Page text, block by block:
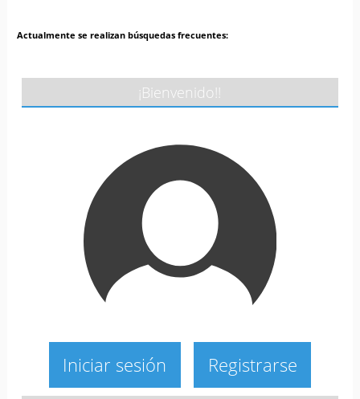
Actualmente se realizan búsquedas frecuentes:
¡Bienvenido!!
Iniciar sesión Registrarse